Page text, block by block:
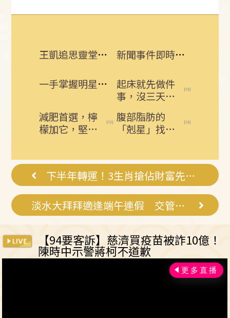
王凱追思靈堂開放 邱瓈寬第一時間現身 新聞事件即時更新 所有消息一手掌握！
一手掌握明星動態 即刻下載娛樂星聞APP
起床就先做件
事，沒三天小
腹就不見了!
肚子一天天變
小！
減肥首選，檸
檬加它，堅持
疑人生
腹部脂肪的
「剋星」找到
囊，瘦出...
下半年轉運！3生肖搶佔財富先機錢途展開
淡水大拜拜適逢端午連假 交管措施看這裡
【94要客訴】慈濟買疫苗被詐10億！
陳時中示警蔣柯不道歉